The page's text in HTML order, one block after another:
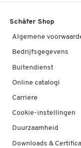
Schäfer Shop
Algemene
Bedrijfsgegevens
Buitendienst
Online catalogi
Carriere
Cookie-instellingen
Duurzaamheid
Downloads &